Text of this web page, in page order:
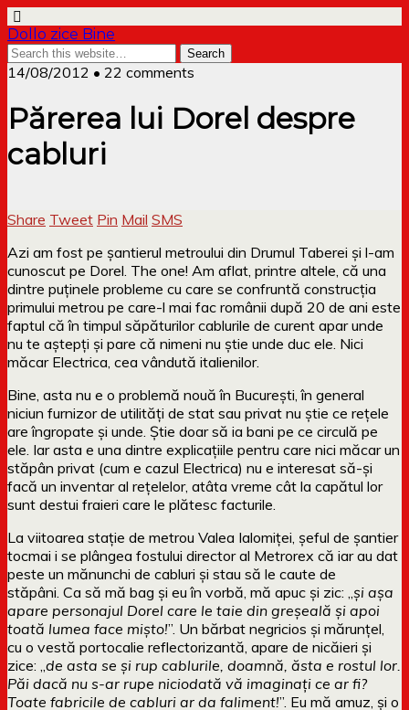
Dollo zice Bine
14/08/2012 • 22 comments
Părerea lui Dorel despre
cabluri
Share Tweet Pin Mail SMS
Azi am fost pe șantierul metroului din Drumul Taberei și l-am
cunoscut pe Dorel. The one! Am aflat, printre altele, că una
dintre puținele probleme cu care se confruntă construcția
primului metrou pe care-l mai fac românii după 20 de ani este
faptul că în timpul săpăturilor cablurile de curent apar unde
nu te aștepți și pare că nimeni nu știe unde duc ele. Nici
măcar Electrica, cea vândută italienilor.
Bine, asta nu e o problemă nouă în București, în general
niciun furnizor de utilități de stat sau privat nu știe ce rețele
are îngropate și unde. Știe doar să ia bani pe ce circulă pe
ele. Iar asta e una dintre explicațiile pentru care nici măcar un
stăpân privat (cum e cazul Electrica) nu e interesat să-și
facă un inventar al rețelelor, atâta vreme cât la capătul lor
sunt destui fraieri care le plătesc facturile.
La viitoarea stație de metrou Valea Ialomiței, șeful de șantier
tocmai i se plângea fostului director al Metrorex că iar au dat
peste un mănunchi de cabluri și stau să le caute de
stăpâni. Ca să mă bag și eu în vorbă, mă apuc și zic: „ și așa
apare personajul Dorel care le taie din greșeală și apoi
toată lumea face mișto!”. Un bărbat negricios și mărunțel,
cu o vestă portocalie reflectorizantă, apare de nicăieri și
zice: „ de asta se și rup cablurile, doamnă, ăsta e rostul lor.
Păi dacă nu s-ar rupe niciodată vă imaginați ce ar fi?
Toate fabricile de cabluri ar da faliment!”. Eu mă amuz, și o